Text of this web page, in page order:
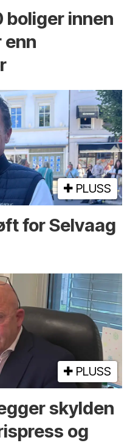
boliger innen
enn
PLUSS
for Selvaag
PLUSS
skylden
og